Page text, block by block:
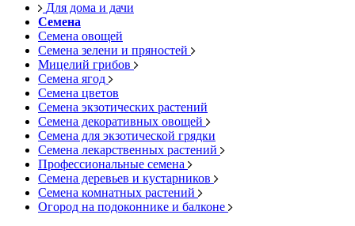
Для дома и дачи
Семена
Семена овощей
Семена зелени и пряностей
Мицелий грибов
Семена ягод
Семена цветов
Семена экзотических растений
Семена декоративных овощей
Семена для экзотической грядки
Семена лекарственных растений
Профессиональные семена
Семена деревьев и кустарников
Семена комнатных растений
Огород на подоконнике и балконе